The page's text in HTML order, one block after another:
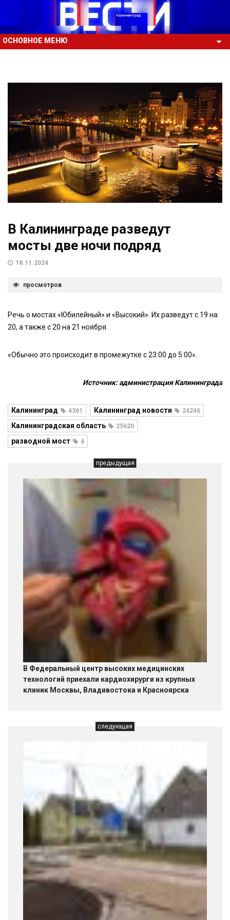
ОСНОВНОЕ МЕНЮ
В Калининграде разведут
мосты две ночи подряд
18.11.2024
просмотров
Речь о мостах «Юбилейный» и «Высокий». Их разведут с 19 на
20, а также с 20 на 21 ноября.
«Обычно это происходит в промежутке с 23:00 до 5:00».
Источник: администрация Калининграда
Калининград 4361 Калининград новости 24246
Калининградская область 25620
разводной мост 4
предыдущая
В Федеральный центр высоких медицинских
технологий приехали кардиохирурги из крупных
клиник Москвы, Владивостока и Красноярска
следующая